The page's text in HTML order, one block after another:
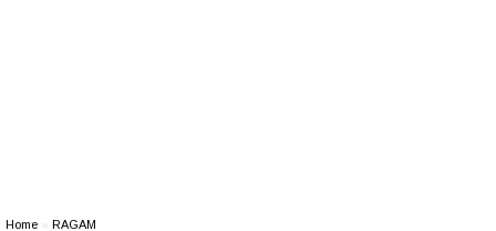
Home RAGAM